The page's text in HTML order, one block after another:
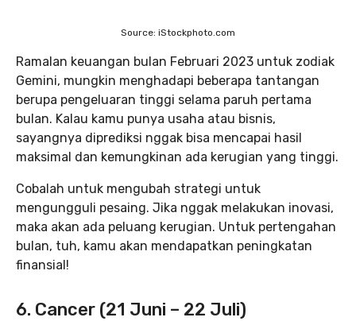
Source: iStockphoto.com
Ramalan keuangan bulan Februari 2023 untuk zodiak
Gemini, mungkin menghadapi beberapa tantangan
berupa pengeluaran tinggi selama paruh pertama
bulan. Kalau kamu punya usaha atau bisnis,
sayangnya diprediksi nggak bisa mencapai hasil
maksimal dan kemungkinan ada kerugian yang tinggi.
Cobalah untuk mengubah strategi untuk
mengungguli pesaing. Jika nggak melakukan inovasi,
maka akan ada peluang kerugian. Untuk pertengahan
bulan, tuh, kamu akan mendapatkan peningkatan
finansial!
6. Cancer (21 Juni – 22 Juli)